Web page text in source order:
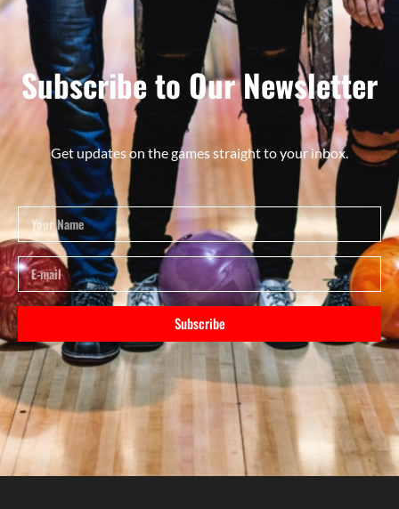
Subscribe to Our Newsletter
Get updates on the games straight to your inbox.
Subscribe